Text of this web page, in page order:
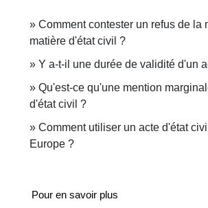
Comment contester un refus de la
matière d'état civil ?
Y a-t-il une durée de validité d'un
Qu'est-ce qu'une mention
d'état civil ?
Comment utiliser un acte d'état
Europe ?
Pour en savoir plus